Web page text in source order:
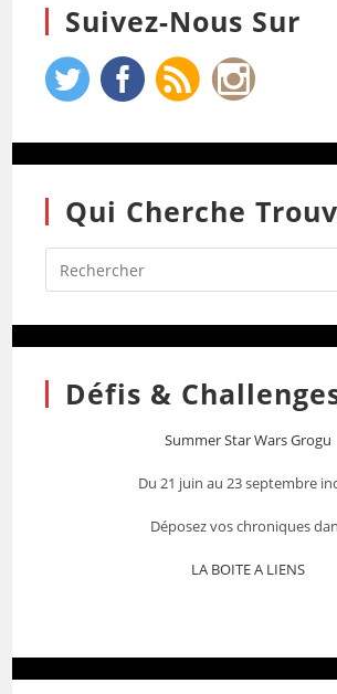
Suivez-Nous Sur
Qui Cherche
Défis &
Summer Star Wars Grogu
Du 21 juin au 23 septembre
Déposez vos chroniques
LA BOITE A LIENS